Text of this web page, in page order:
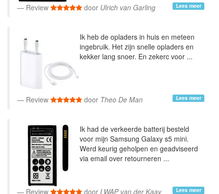
Review door Ulrich van Garling Lees meer
Ik heb de opladers in huis en meteen
ingebruik. Het zijn snelle opladers en
kekker lang snoer. En zekerc voor ...
Review door Theo De Man Lees meer
Ik had de verkeerde batterij besteld
voor mijn Samsung Galaxy s5 mini.
Werd keurig geholpen en geadviseerd
via email over retourneren ...
Review door LWAP van der Kaay Lees meer